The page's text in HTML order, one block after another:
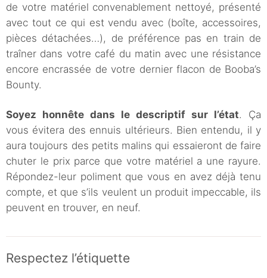
de votre matériel convenablement nettoyé, présenté
avec tout ce qui est vendu avec (boîte, accessoires,
pièces détachées…), de préférence pas en train de
traîner dans votre café du matin avec une résistance
encore encrassée de votre dernier flacon de Booba’s
Bounty.
Soyez honnête dans le descriptif sur l’état. Ça
vous évitera des ennuis ultérieurs. Bien entendu, il y
aura toujours des petits malins qui essaieront de faire
chuter le prix parce que votre matériel a une rayure.
Répondez-leur poliment que vous en avez déjà tenu
compte, et que s’ils veulent un produit impeccable, ils
peuvent en trouver, en neuf.
Respectez l’étiquette